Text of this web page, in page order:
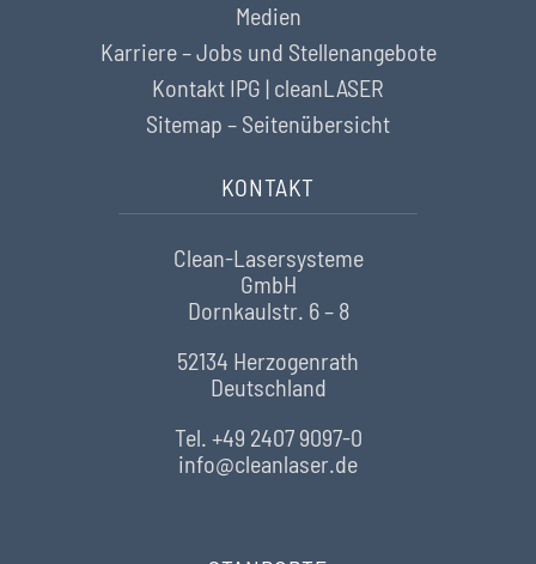
Medien
Karriere – Jobs und Stellenangebote
Kontakt IPG | cleanLASER
Sitemap – Seitenübersicht
KONTAKT
Clean-Lasersysteme
GmbH
Dornkaulstr. 6 – 8
52134 Herzogenrath
Deutschland
Tel. +49 2407 9097-0
info@cleanlaser.de